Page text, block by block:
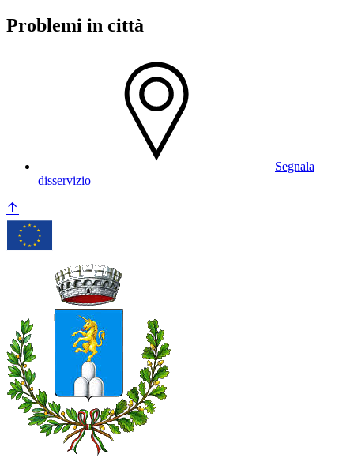
Problemi in città
Segnala
disservizio